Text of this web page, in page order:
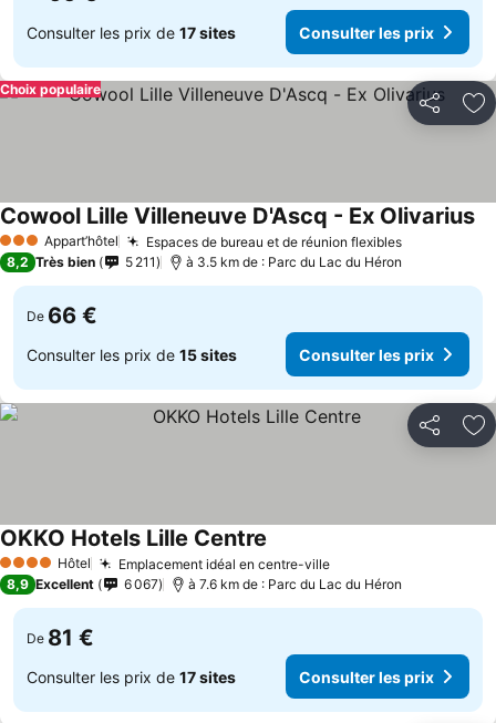
Consulter les prix de 17 sites Consulter les prix
Partager
Choix populaire
3 ÉtoilesAppart’hôtel Espaces de bureau et de réunion flexibles
Cowool Lille Villeneuve D'Ascq - Ex Olivarius
8,2 Très bien 5 211 à 3.5 km de : Parc du Lac du Héron
De 66 €
Consulter les prix de 15 sites Consulter les prix
Partager
4 Étoiles Hôtel Emplacement idéal en centre-ville
OKKO Hotels Lille Centre
8,9 Excellent 6 067 à 7.6 km de : Parc du Lac du Héron
De 81 €
Consulter les prix de 17 sites Consulter les prix